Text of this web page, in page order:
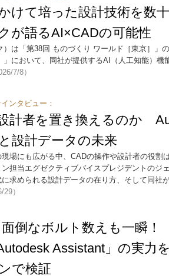
けて培った設計技術を数
が語るAI×CADの可能性
は「第38回 ものづくり ワールド［東京］」
」において、同社が提供するAI（人工知能）機
7/8）
ンタビュー：
計者を置き換えるのか
設計データの未来
場にも広がる中、CADの操作や設計者の役割
担当エグゼクティブバイスプレジデントのジ
求められる設計データの在り方、そして同社
29）
面倒なボルト数えも一瞬
Assistant」の実力
で検証